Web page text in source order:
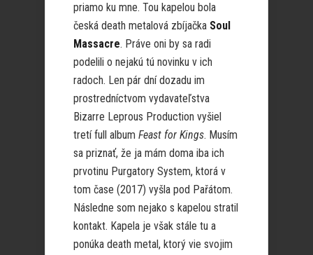
priamo ku mne. Tou kapelou bola
česká death metalová zbíjačka Soul
Massacre. Práve oni by sa radi
podelili o nejakú tú novinku v ich
radoch. Len pár dní dozadu im
prostredníctvom vydavateľstva
Bizarre Leprous Production vyšiel
tretí full album Feast for Kings. Musím
sa priznať, že ja mám doma iba ich
prvotinu Purgatory System, ktorá v
tom čase (2017) vyšla pod Pařátom.
Následne som nejako s kapelou stratil
kontakt. Kapela je však stále tu a
ponúka death metal, ktorý vie svojim